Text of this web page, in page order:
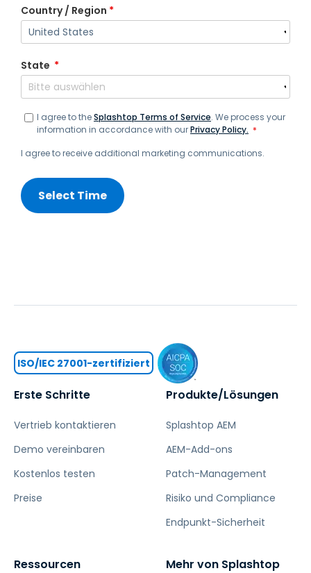
Country / Region *
State *
I agree to theSplashtop Terms of Service. We process your
information in accordance with ourPrivacy Policy. *
I agree to receive additional marketing communications.
Erste Schritte
Vertrieb kontaktieren
Demo vereinbaren
Kostenlos testen
Preise
Produkte/Lösungen
Splashtop AEM
AEM-Add-ons
Patch-Management
Risiko und Compliance
Endpunkt-Sicherheit
Ressourcen Mehr von Splashtop
ISO/IEC 27001-zertifiziert